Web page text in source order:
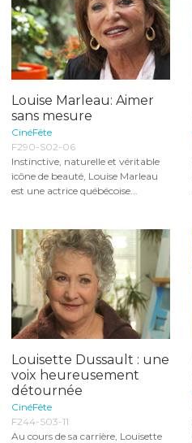
Louise Marleau: Aimer
sans mesure
CinéFête
F290-S02-06
Instinctive, naturelle et véritable
icône de beauté, Louise Marleau
est une actrice québécoise...
Louisette Dussault : une
voix heureusement
détournée
CinéFête
F244-S03-11
Au cours de sa carrière, Louisette